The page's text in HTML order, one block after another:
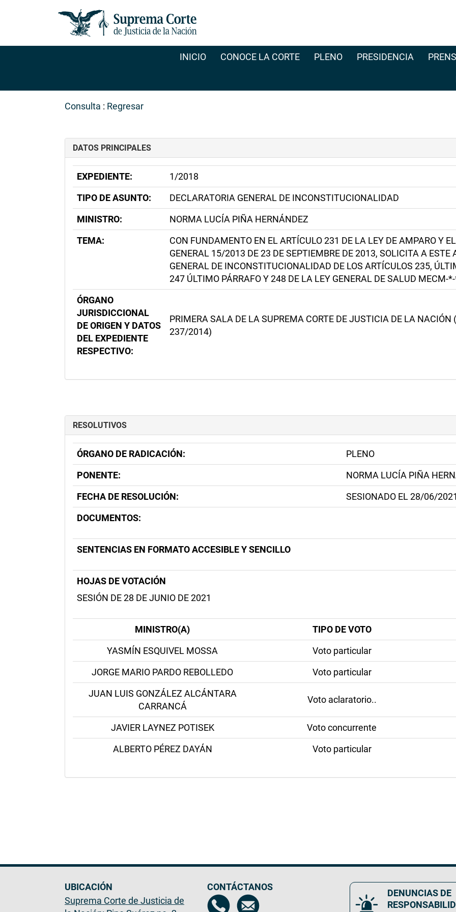
INICIO CONOCE LA CORTE PLENO PRESIDENCIA
Consulta : Regresar
DATOS PRINCIPALES
EXPEDIENTE:
1/2018
TIPO DE ASUNTO:
DECLARATORIA GENERAL DE INCONSTITUCIONALIDAD
MINISTRO:
NORMA LUCÍA PIÑA HERNÁNDEZ
TEMA:
CON FUNDAMENTO EN EL ARTÍCULO 231 DE LA LEY DE AMPARO Y
GENERAL 15/2013 DE 23 DE SEPTIEMBRE DE 2013, SOLICITA A
GENERAL DE INCONSTITUCIONALIDAD DE LOS ARTÍCULOS 235,
247 ÚLTIMO PÁRRAFO Y 248 DE LA LEY GENERAL DE SALUD MECM-
ÓRGANO
JURISDICCIONAL
DE ORIGEN Y DATOS
DEL EXPEDIENTE
RESPECTIVO:
PRIMERA SALA DE LA SUPREMA CORTE DE JUSTICIA DE LA
237/2014)
RESOLUTIVOS
ÓRGANO DE RADICACIÓN:
PLENO
PONENTE:
NORMA LUCÍA PIÑA
FECHA DE RESOLUCIÓN:
SESIONADO EL 28/06/2021
DOCUMENTOS:
SENTENCIAS EN FORMATO ACCESIBLE Y SENCILLO
HOJAS DE VOTACIÓN
SESIÓN DE 28 DE JUNIO DE 2021
MINISTRO(A) TIPO DE VOTO
YASMÍN ESQUIVEL MOSSA
Voto particular
JORGE MARIO PARDO REBOLLEDO
Voto particular
JUAN LUIS GONZÁLEZ ALCÁNTARA
CARRANCÁ
Voto aclaratorio..
JAVIER LAYNEZ POTISEK
Voto concurrente
ALBERTO PÉREZ DAYÁN
Voto particular
UBICACIÓN
Suprema Corte de Justicia de
CONTÁCTANOS
DENUNCIAS DE